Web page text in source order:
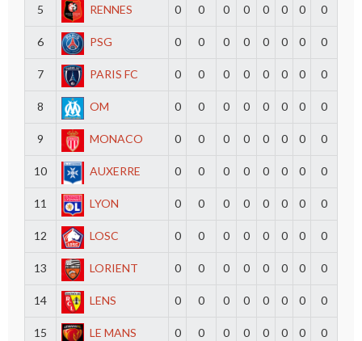
5 RENNES 0 0 0 0 0 0 0 0
6 PSG 0 0 0 0 0 0 0 0
7 PARIS FC 0 0 0 0 0 0 0 0
8 OM 0 0 0 0 0 0 0 0
9 MONACO 0 0 0 0 0 0 0 0
10 AUXERRE 0 0 0 0 0 0 0 0
11 LYON 0 0 0 0 0 0 0 0
12 LOSC 0 0 0 0 0 0 0 0
13 LORIENT 0 0 0 0 0 0 0 0
14 LENS 0 0 0 0 0 0 0 0
15 LE MANS 0 0 0 0 0 0 0 0